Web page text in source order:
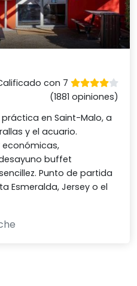
con 7
(1881 opiniones)
en Saint-Malo, a
y el acuario.
buffet
Punto de partida
Esmeralda, Jersey o el